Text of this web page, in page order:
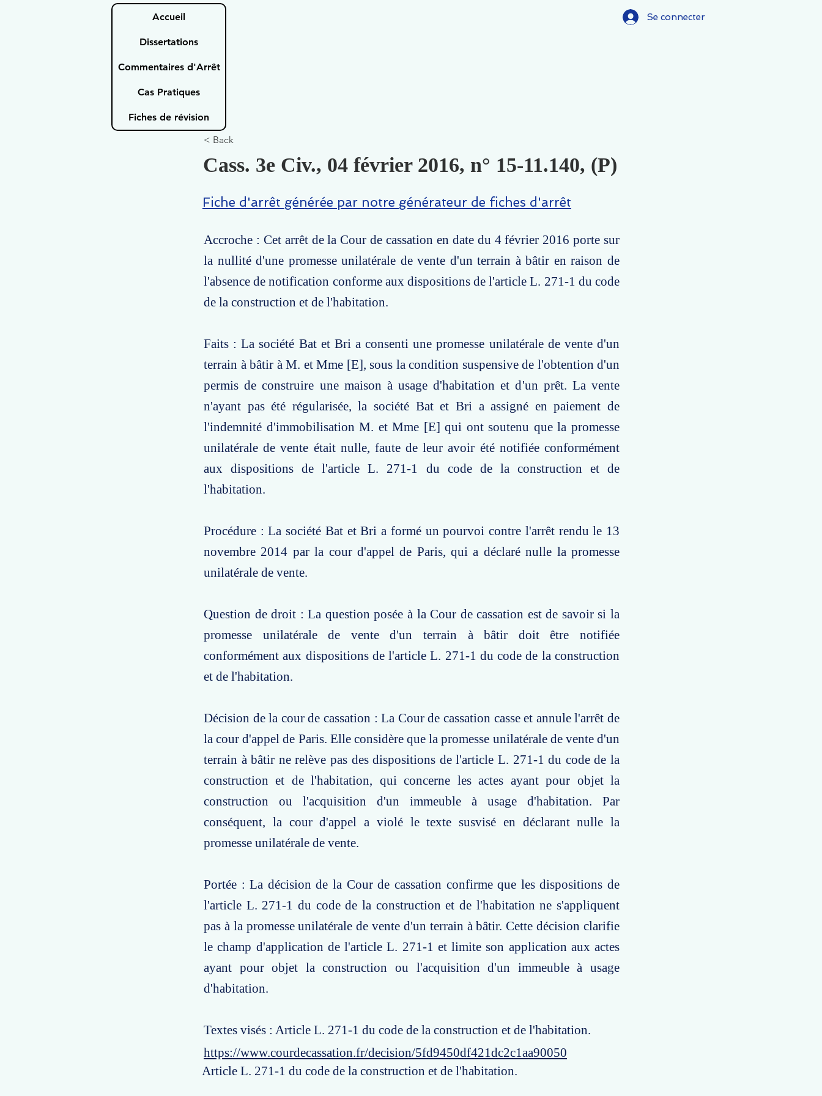
Accueil
Dissertations
Commentaires d'Arrêt
Cas Pratiques
Fiches de révision
Se connecter
< Back
Cass. 3e Civ., 04 février 2016, n° 15-11.140, (P)
Fiche d'arrêt générée par notre générateur de fiches d'arrêt
Accroche : Cet arrêt de la Cour de cassation en date du 4 février 2016 porte sur
la nullité d'une promesse unilatérale de vente d'un terrain à bâtir en raison de
l'absence de notification conforme aux dispositions de l'article L. 271-1 du code
de la construction et de l'habitation.
Faits : La société Bat et Bri a consenti une promesse unilatérale de vente d'un
terrain à bâtir à M. et Mme [E], sous la condition suspensive de l'obtention d'un
permis de construire une maison à usage d'habitation et d'un prêt. La vente
n'ayant pas été régularisée, la société Bat et Bri a assigné en paiement de
l'indemnité d'immobilisation M. et Mme [E] qui ont soutenu que la promesse
unilatérale de vente était nulle, faute de leur avoir été notifiée conformément
aux dispositions de l'article L. 271-1 du code de la construction et de
l'habitation.
Procédure : La société Bat et Bri a formé un pourvoi contre l'arrêt rendu le 13
novembre 2014 par la cour d'appel de Paris, qui a déclaré nulle la promesse
unilatérale de vente.
Question de droit : La question posée à la Cour de cassation est de savoir si la
promesse unilatérale de vente d'un terrain à bâtir doit être notifiée
conformément aux dispositions de l'article L. 271-1 du code de la construction
et de l'habitation.
Décision de la cour de cassation : La Cour de cassation casse et annule l'arrêt de
la cour d'appel de Paris. Elle considère que la promesse unilatérale de vente d'un
terrain à bâtir ne relève pas des dispositions de l'article L. 271-1 du code de la
construction et de l'habitation, qui concerne les actes ayant pour objet la
construction ou l'acquisition d'un immeuble à usage d'habitation. Par
conséquent, la cour d'appel a violé le texte susvisé en déclarant nulle la
promesse unilatérale de vente.
Portée : La décision de la Cour de cassation confirme que les dispositions de
l'article L. 271-1 du code de la construction et de l'habitation ne s'appliquent
pas à la promesse unilatérale de vente d'un terrain à bâtir. Cette décision clarifie
le champ d'application de l'article L. 271-1 et limite son application aux actes
ayant pour objet la construction ou l'acquisition d'un immeuble à usage
d'habitation.
Textes visés : Article L. 271-1 du code de la construction et de l'habitation.
https://www.courdecassation.fr/decision/5fd9450df421dc2c1aa90050
Article L. 271-1 du code de la construction et de l'habitation.